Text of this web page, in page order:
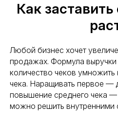
Как
Любой бизнес хочет
продажах. Формула выручки
количество чеков
чека. Наращивать первое —
повышение среднего чека
можно решить внутренними